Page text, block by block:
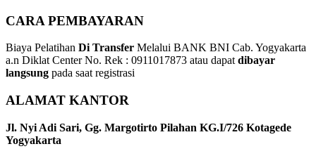
CARA PEMBAYARAN
Biaya Pelatihan Di Transfer Melalui BANK BNI Cab. Yogyakarta
a.n Diklat Center No. Rek : 0911017873 atau dapatdibayar
langsung pada saat registrasi
ALAMAT KANTOR
Jl. Nyi Adi Sari, Gg. Margotirto Pilahan KG.I/726 Kotagede
Yogyakarta